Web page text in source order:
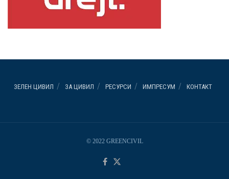
ЗЕЛЕН ЦИВИЛ ЗА ЦИВИЛ РЕСУРСИ ИМПРЕСУМ КОНТАКТ
© 2022 GREENCIVIL